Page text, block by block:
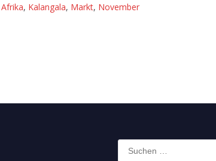
Afrika, Kalangala, Markt, November
Suchen
nach: